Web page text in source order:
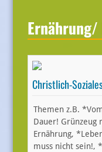
Ernährung/
Christlich-
Themen z.B.
Dauer! Grünzeug
Ernährung,
muss nicht sein!,